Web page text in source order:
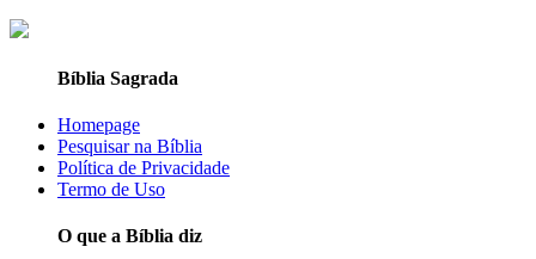
Bíblia Sagrada
Homepage
Pesquisar na Bíblia
Política de Privacidade
Termo de Uso
O que a Bíblia diz